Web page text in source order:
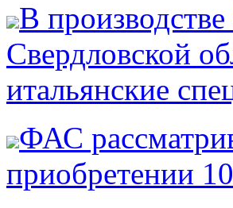
В
Свердловской
итальянские
ФАС
приобретении